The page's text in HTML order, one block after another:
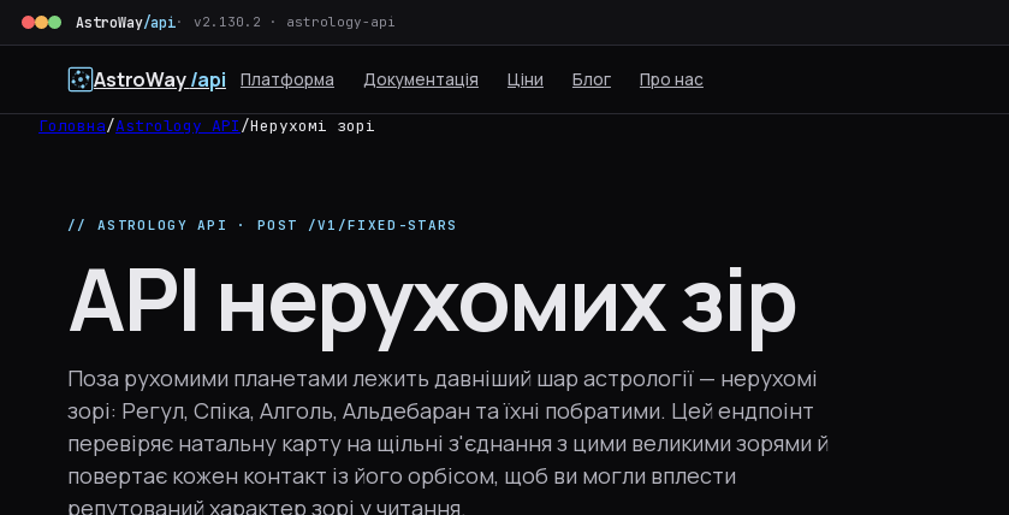
AstroWay/api v2.130.2 · astrology-api
AstroWay/api Платформа Документація Ціни Блог Про нас
Головна/Astrology API/Нерухомі зорі
// ASTROLOGY API · POST /V1/FIXED-STARS
API нерухомих зір
Поза рухомими планетами лежить давніший шар астрології — нерухомі
зорі: Регул, Спіка, Алголь, Альдебаран та їхні побратими. Цей ендпоінт
перевіряє натальну карту на щільні з'єднання з цими великими зорями й
повертає кожен контакт із його орбісом, щоб ви могли вплести
репутований характер зорі у читання.